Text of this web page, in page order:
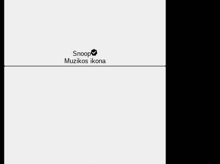
Snoop
Muzikos ikona